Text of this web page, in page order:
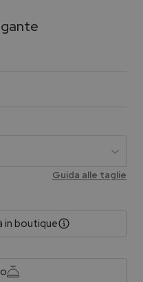
Guida alle taglie
in boutique